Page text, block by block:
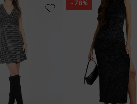
- 78%